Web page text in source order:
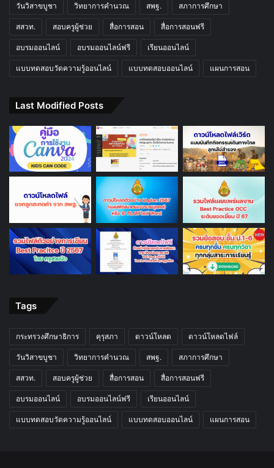
วันวิสาขบูชา วิทยาการคำนวณ สพฐ. สภาการศึกษา
สสวท. สอบครูผู้ช่วย สื่อการสอน สื่อการสอนฟรี
อบรมออนไลน์ อบรมออนไลน์ฟรี เรียนออนไลน์
แบบทดสอบวัดความรู้ออนไลน์ แบบทดสอบออนไลน์ แผนการสอน
Last Modified Posts
Tags
กระทรวงศึกษาธิการ คุรุสภา ดาวน์โหลด ดาวน์โหลดไฟล์
วันวิสาขบูชา วิทยาการคำนวณ สพฐ. สภาการศึกษา
สสวท. สอบครูผู้ช่วย สื่อการสอน สื่อการสอนฟรี
อบรมออนไลน์ อบรมออนไลน์ฟรี เรียนออนไลน์
แบบทดสอบวัดความรู้ออนไลน์ แบบทดสอบออนไลน์ แผนการสอน